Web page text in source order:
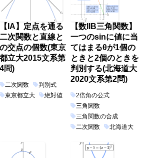
【IA】定点を通る
二次関数と直線と
の交点の個数(東京
都立大2015文系第
4問)
二次関数
判別式
東京都立大
絶対値
【数IIB三角関数】
一つのsinに値に当
てはまるθが1個の
ときと2個のときを
判別する(北海道大
2020文系第2問)
2倍角の公式
三角関数
三角関数の合成
二次関数
北海道大